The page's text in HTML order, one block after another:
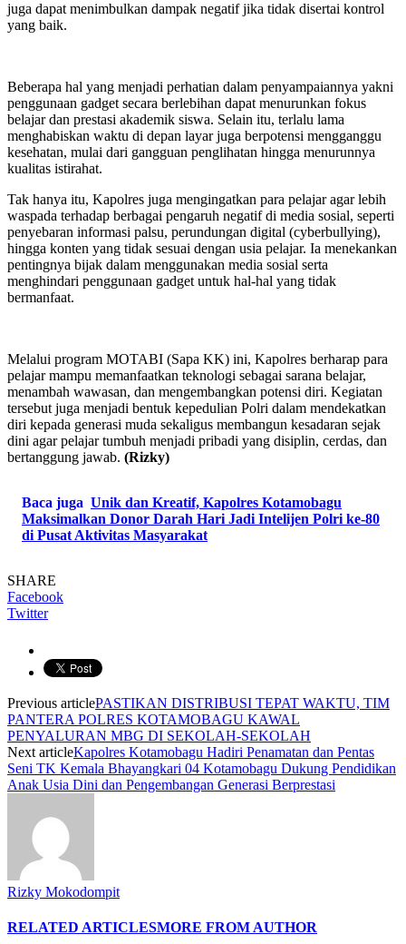
juga dapat menimbulkan dampak negatif jika tidak disertai kontrol
yang baik.
Beberapa hal yang menjadi perhatian dalam penyampaiannya yakni
penggunaan gadget secara berlebihan dapat menurunkan fokus
belajar dan prestasi akademik siswa. Selain itu, terlalu lama
menghabiskan waktu di depan layar juga berpotensi mengganggu
kesehatan, mulai dari gangguan penglihatan hingga menurunnya
kualitas istirahat.
Tak hanya itu, Kapolres juga mengingatkan para pelajar agar lebih
waspada terhadap berbagai pengaruh negatif di media sosial, seperti
penyebaran informasi palsu, perundungan digital (cyberbullying),
hingga konten yang tidak sesuai dengan usia pelajar. Ia menekankan
pentingnya bijak dalam menggunakan media sosial serta
menghindari penggunaan gadget untuk hal-hal yang tidak
bermanfaat.
Melalui program MOTABI (Sapa KK) ini, Kapolres berharap para
pelajar mampu memanfaatkan teknologi sebagai sarana belajar,
menambah wawasan, dan mengembangkan potensi diri. Kegiatan
tersebut juga menjadi bentuk kepedulian Polri dalam mendekatkan
diri kepada generasi muda sekaligus membangun kesadaran sejak
dini agar pelajar tumbuh menjadi pribadi yang disiplin, cerdas, dan
bertanggung jawab. (Rizky)
Baca juga Unik dan Kreatif, Kapolres Kotamobagu
Maksimalkan Donor Darah Hari Jadi Intelijen Polri ke-80
di Pusat Aktivitas Masyarakat
SHARE
Facebook
Twitter
Previous article‎PASTIKAN DISTRIBUSI TEPAT WAKTU, TIM
PANTERA POLRES KOTAMOBAGU KAWAL
PENYALURAN MBG DI SEKOLAH-SEKOLAH
Next articleKapolres Kotamobagu Hadiri Penamatan dan Pentas
Seni TK Kemala Bhayangkari 04 Kotamobagu Dukung Pendidikan
Anak Usia Dini dan Pengembangan Generasi Berprestasi
Rizky Mokodompit
RELATED ARTICLESMORE FROM AUTHOR